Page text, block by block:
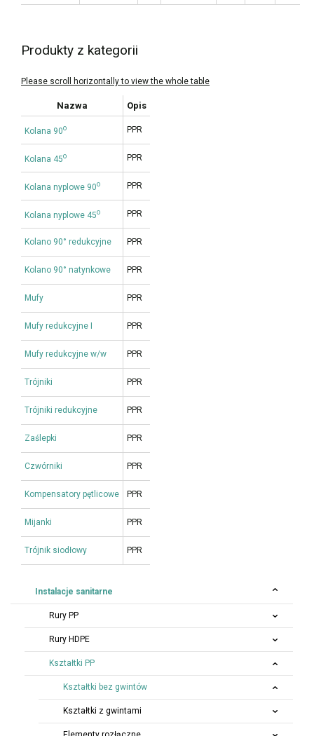
Produkty z kategorii
Nazwa Opis
Kolana 90o PPR
Kolana 45o PPR
Kolana nyplowe 90o PPR
Kolana nyplowe 45o PPR
Kolano 90° redukcyjne PPR
Kolano 90° natynkowe PPR
Mufy PPR
Mufy redukcyjne I PPR
Mufy redukcyjne w/w PPR
Trójniki PPR
Trójniki redukcyjne PPR
Zaślepki PPR
Czwórniki PPR
Kompensatory pętlicowe PPR
Mijanki PPR
Trójnik siodłowy PPR
Instalacje sanitarne
Rury PP
Rury HDPE
Kształtki PP
Kształtki bez gwintów
Kształtki z gwintami